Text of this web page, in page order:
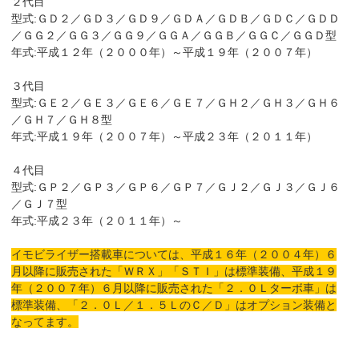
型式:ＧＤ２／ＧＤ３／ＧＤ９／ＧＤＡ／ＧＤＢ／ＧＤＣ／ＧＤＤ
／ＧＧ２／ＧＧ３／ＧＧ９／ＧＧＡ／ＧＧＢ／ＧＧＣ／ＧＧＤ型
年式:平成１２年（２０００年）～平成１９年（２００７年）
３代目
型式:ＧＥ２／ＧＥ３／ＧＥ６／ＧＥ７／ＧＨ２／ＧＨ３／ＧＨ６
／ＧＨ７／ＧＨ８型
年式:平成１９年（２００７年）～平成２３年（２０１１年）
４代目
型式:ＧＰ２／ＧＰ３／ＧＰ６／ＧＰ７／ＧＪ２／ＧＪ３／ＧＪ６
／ＧＪ７型
年式:平成２３年（２０１１年）～
イモビライザー搭載車については、平成１６年（２００４年）６
月以降に販売された「ＷＲＸ」「ＳＴＩ」は標準装備、平成１９
年（２００７年）６月以降に販売された「２．０Ｌターボ車」は
標準装備、「２．０Ｌ／１．５ＬのＣ／Ｄ」はオプション装備と
なってます。